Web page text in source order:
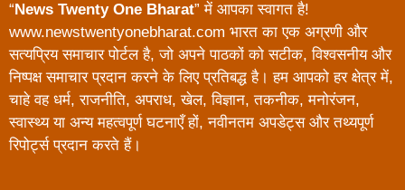
“News Twenty One Bharat” में आपका स्वागत है!
www.newstwentyonebharat.com भारत का एक अग्रणी और
सत्यप्रिय समाचार पोर्टल है, जो अपने पाठकों को सटीक, विश्वसनीय और
निष्पक्ष समाचार प्रदान करने के लिए प्रतिबद्ध है। हम आपको हर क्षेत्र में,
चाहे वह धर्म, राजनीति, अपराध, खेल, विज्ञान, तकनीक, मनोरंजन,
स्वास्थ्य या अन्य महत्वपूर्ण घटनाएँ हों, नवीनतम अपडेट्स और तथ्यपूर्ण
रिपोर्ट्स प्रदान करते हैं।